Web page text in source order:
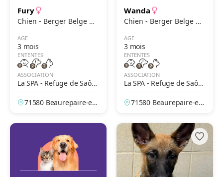
Fury
Chien - Berger Belge M
alinois
AGE
3 mois
ENTENTES
ASSOCIATION
La SPA - Refuge de Saôn
e et Loire – Beaurepaire
en Bresse
71580 Beaurepaire-en-
France
Wanda
Chien - Berger Belge M
alinois
AGE
3 mois
ENTENTES
ASSOCIATION
La SPA - Refuge de Saôn
e et Loire – Beaurepaire
en Bresse
71580 Beaurepaire-en-
France